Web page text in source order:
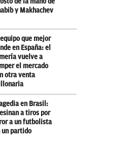
y Makhachev
equipo que mejor
en España: el
vuelve a
el mercado
otra venta
en Brasil:
a tiros por
a un futbolista
un partido